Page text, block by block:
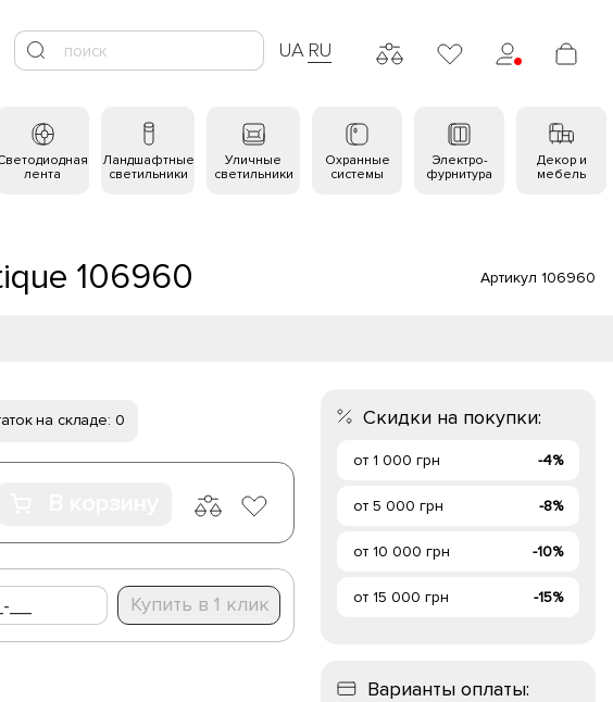
UA RU
лента
Ландшафтные
светильники
Уличные
светильники
Охранные
системы
Электро-
фурнитура
Декор и
мебель
106960 Артикул 106960
на складе: 0
Купить в 1 клик
Скидки на покупки:
от 1 000 грн -4%
от 5 000 грн -8%
от 10 000 грн -10%
от 15 000 грн -15%
Варианты оплаты: